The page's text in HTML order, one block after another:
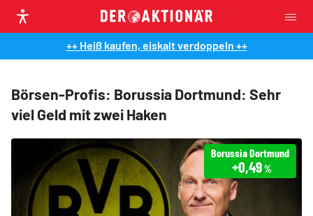
++ Heiß kaufen, eiskalt verdoppeln ++
Börsen-Profis: Borussia Dortmund: Sehr
viel Geld mit zwei Haken
Borussia Dortmund
+0,49 %